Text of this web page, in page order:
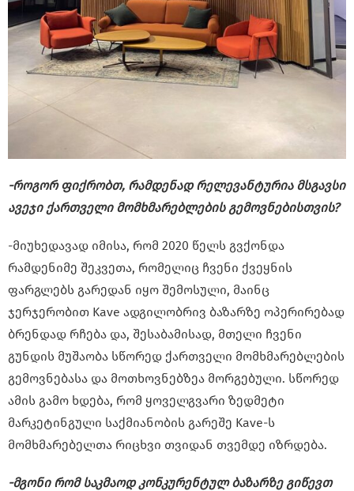
-როგორ ფიქრობთ, რამდენად რელევანტურია მსგავსი
ავეჯი ქართველი მომხმარებლების გემოვნებისთვის?
-მიუხედავად იმისა, რომ 2020 წელს გვქონდა
რამდენიმე შეკვეთა, რომელიც ჩვენი ქვეყნის
ფარგლებს გარედან იყო შემოსული, მაინც
ჯერჯერობით Kave ადგილობრივ ბაზარზე ოპერირებად
ბრენდად რჩება და, შესაბამისად, მთელი ჩვენი
გუნდის მუშაობა სწორედ ქართველი მომხმარებლების
გემოვნებასა და მოთხოვნებზეა მორგებული. სწორედ
ამის გამო ხდება, რომ ყოველგვარი ზედმეტი
მარკეტინგული საქმიანობის გარეშე Kave-ს
მომხმარებელთა რიცხვი თვიდან თვემდე იზრდება.
-მგონი რომ საკმაოდ კონკურენტულ ბაზარზე გიწევთ